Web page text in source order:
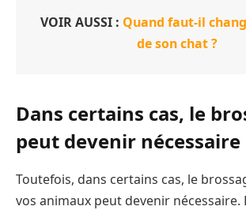
VOIR AUSSI : Quand faut-il
de son chat ?
Dans certains cas, le
peut devenir nécessaire
Toutefois, dans certains cas, le
vos animaux peut devenir nécessaire.